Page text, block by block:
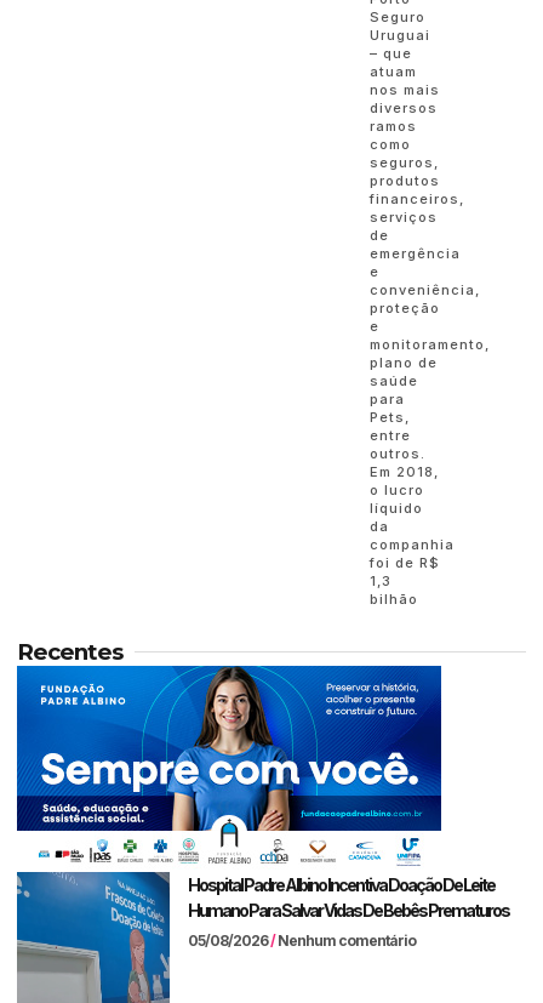
Seguro
Uruguai
– que
atuam
nos mais
diversos
ramos
como
seguros,
produtos
financeiros,
serviços
de
emergência
e
conveniência,
proteção
e
monitoramento,
plano de
saúde
para
Pets,
entre
outros.
Em 2018,
o lucro
líquido
da
companhia
foi de R$
1,3
bilhão
Recentes
Hospital Padre Albino Incentiva Doação De Leite
Humano Para Salvar Vidas De Bebês Prematuros
05/08/2026 Nenhum comentário